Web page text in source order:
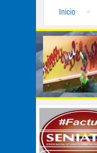
Inicio